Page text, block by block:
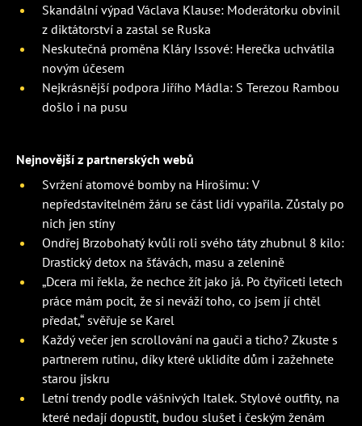
Skandální výpad Václava Klause: Moderátorku obvinil
z diktátorství a zastal se Ruska
Neskutečná proměna Kláry Issové: Herečka uchvátila
novým účesem
Nejkrásnější podpora Jiřího Mádla: S Terezou Rambou
došlo i na pusu
Nejnovější z partnerských webů
Svržení atomové bomby na Hirošimu: V
nepředstavitelném žáru se část lidí vypařila. Zůstaly po
nich jen stíny
Ondřej Brzobohatý kvůli roli svého táty zhubnul 8 kilo:
Drastický detox na šťávách, masu a zelenině
„Dcera mi řekla, že nechce žít jako já. Po čtyřiceti letech
práce mám pocit, že si neváží toho, co jsem jí chtěl
předat,“ svěřuje se Karel
Každý večer jen scrollování na gauči a ticho? Zkuste s
partnerem rutinu, díky které uklidíte dům i zažehnete
starou jiskru
Letní trendy podle vášnivých Italek. Stylové outfity, na
které nedají dopustit, budou slušet i českým ženám